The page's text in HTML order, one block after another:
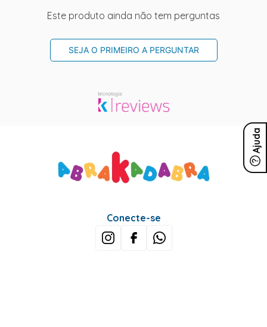
Este produto ainda não tem perguntas
SEJA O PRIMEIRO A PERGUNTAR
Ajuda
Conecte-se